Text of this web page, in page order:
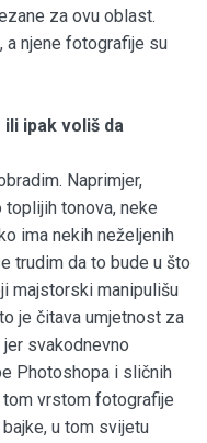
za ovu oblast.
a njene fotografije su
ipak voliš da
Naprimjer,
toplijih tonova, neke
ima nekih neželjenih
trudim da to bude u što
majstorski manipulišu
je čitava umjetnost za
svakodnevno
Photoshopa i sličnih
vrstom fotografije
u tom svijetu